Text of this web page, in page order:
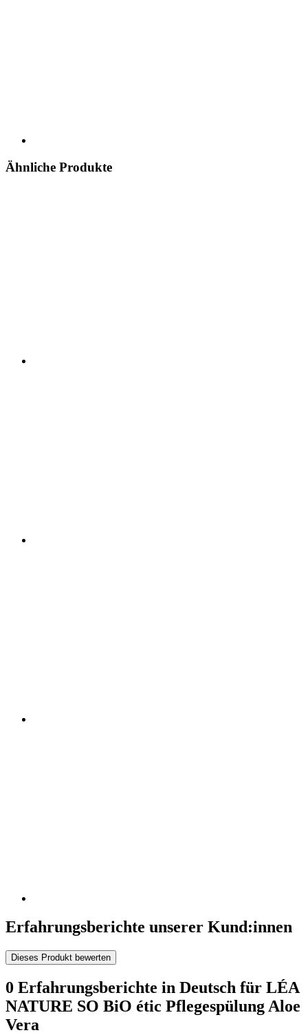
Ähnliche Produkte
Erfahrungsberichte unserer Kund:innen
Dieses Produkt bewerten
0 Erfahrungsberichte in Deutsch für LÉA
NATURE SO BiO étic Pflegespülung Aloe
Vera